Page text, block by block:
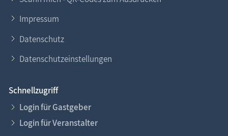
Impressum
Datenschutz
Datenschutzeinstellungen
Schnellzugriff
Login für Gastgeber
Login für Veranstalter